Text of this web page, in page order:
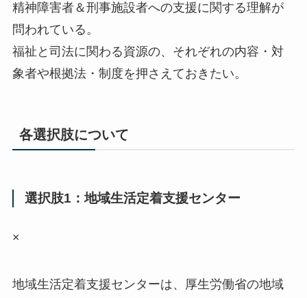
精神障害者＆刑事施設者への支援に関する理解が
問われている。
福祉と司法に関わる資源の、それぞれの内容・対
象者や根拠法・制度を押さえておきたい。
各選択肢について
選択肢1：地域生活定着支援センター
×
地域生活定着支援センターは、厚生労働省の地域